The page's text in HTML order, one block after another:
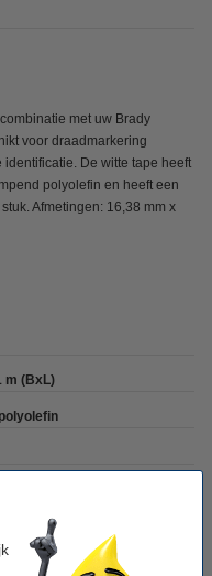
met uw Brady
voor draadmarkering
De witte tape heeft
polyolefin en heeft een
Afmetingen: 16,38 mm x
m (BxL)